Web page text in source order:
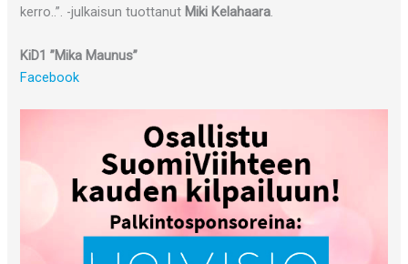
kerro..”. -julkaisun tuottanut Miki Kelahaara.
KiD1 ”Mika Maunus”
Facebook